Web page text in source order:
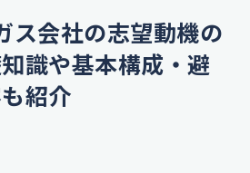
ス会社の志望動機の
識や基本構成・避
紹介